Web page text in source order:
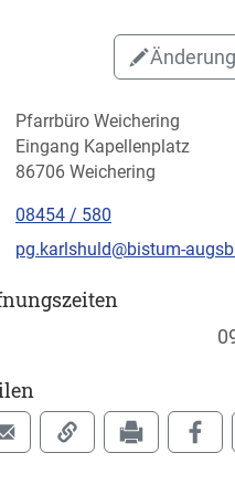
Pfarrbüro Weichering
Eingang Kapellenplatz
86706 Weichering
08454 / 580
pg.karlshuld@bistum-
/ Monate
/ Hinweise